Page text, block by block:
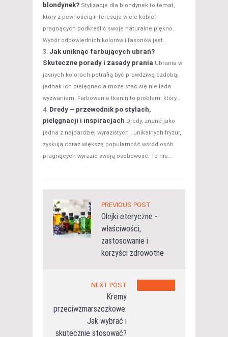
blondynek? Stylizacje dla blondynek to temat,
który z pewnością interesuje wiele kobiet
pragnących podkreślić swoje naturalne piękno.
Wybór odpowiednich kolorów i fasonów jest...
Jak uniknąć farbujących ubrań?
Skuteczne porady i zasady prania Ubrania w
jasnych kolorach potrafią być prawdziwą ozdobą,
jednak ich pielęgnacja może stać się nie lada
wyzwaniem. Farbowanie tkanin to problem, który...
Dredy – przewodnik po stylach,
pielęgnacji i inspiracjach Dredy, znane jako
jedna z najbardziej wyrazistych i unikalnych fryzur,
zyskują coraz większą popularność wśród osób
pragnących wyrazić swoją osobowość. To nie...
PREVIOUS POST
Olejki eteryczne -
właściwości,
zastosowanie i
korzyści zdrowotne
NEXT POST
Kremy
przeciwzmarszczkowe:
Jak wybrać i
skutecznie stosować?